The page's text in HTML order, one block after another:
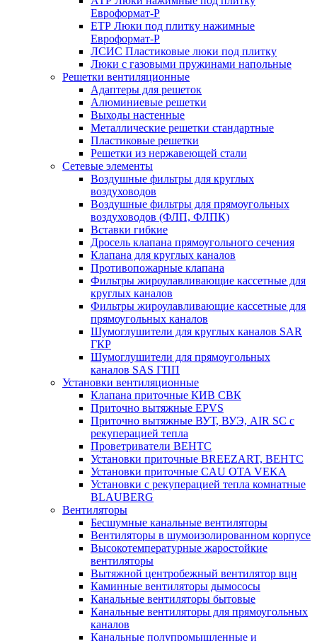
Евроформат-Р
ЕТР Люки под плитку нажимные
Евроформат-Р
ЛСИС Пластиковые люки под плитку
Люки с газовыми пружинами напольные
Решетки вентиляционные
Адаптеры для решеток
Алюминиевые решетки
Выходы настенные
Металлические решетки стандартные
Пластиковые решетки
Решетки из нержавеющей стали
Сетевые элементы
Воздушные фильтры для круглых
воздуховодов
Воздушные фильтры для прямоугольных
воздуховодов (ФЛП, ФЛПК)
Вставки гибкие
Дросель клапана прямоугольного сечения
Клапана для круглых каналов
Противопожарные клапана
Фильтры жироулавливающие кассетные для
круглых каналов
Фильтры жироулавливающие кассетные для
прямоугольных каналов
Шумоглушители для круглых каналов SAR
ГКР
Шумоглушители для прямоугольных
каналов SAS ГПП
Установки вентиляционные
Клапана приточные КИВ СВК
Приточно вытяжные EPVS
Приточно вытяжные ВУТ, ВУЭ, AIR SC с
рекуперацией тепла
Проветриватели ВЕНТС
Установки приточные BREEZART, ВЕНТС
Установки приточные CAU OTA VEKA
Установки с рекуперацией тепла комнатные
BLAUBERG
Вентиляторы
Бесшумные канальные вентиляторы
Вентиляторы в шумоизолированном корпусе
Высокотемпературные жаростойкие
вентиляторы
Вытяжной центробежный вентилятор вцн
Каминные вентиляторы дымососы
Канальные вентиляторы бытовые
Канальные вентиляторы для прямоугольных
каналов
Канальные полупромышленные и